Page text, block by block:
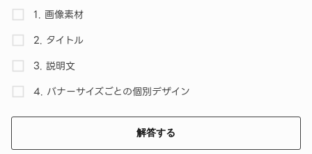
1. 画像素材
2. タイトル
3. 説明文
4. バナーサイズごとの個別デザイン
解答する